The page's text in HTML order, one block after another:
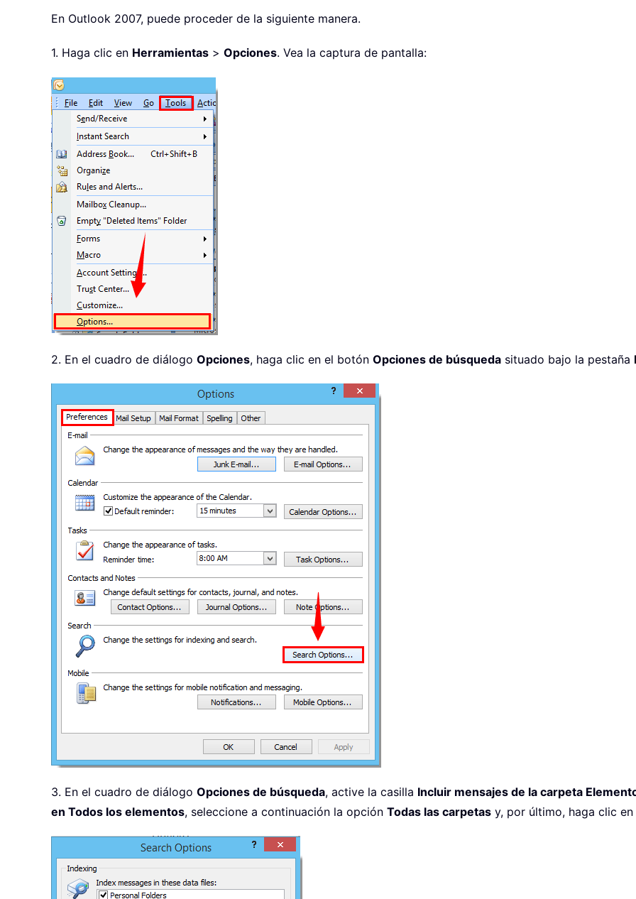
En Outlook 2007, puede proceder de la siguiente manera.
1. Haga clic en Herramientas > Opciones. Vea la captura de pantalla:
2. En el cuadro de diálogo Opciones, haga clic en el botón Opciones de búsqueda situado bajo la pestaña
3. En el cuadro de diálogo Opciones de búsqueda, active la casilla Incluir mensajes de la carpeta
en Todos los elementos, seleccione a continuación la opción Todas las carpetas y, por último, haga clic